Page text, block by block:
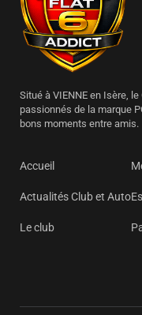
Situé à VIENNE en Isère,
passionnés de la marque
bons moments entre amis.
Accueil
Actualités Club et Auto
Le club